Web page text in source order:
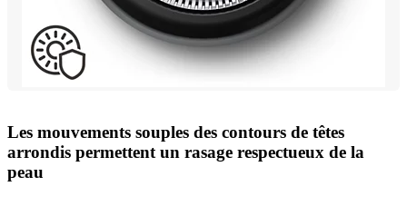
Les mouvements souples des contours de têtes
arrondis permettent un rasage respectueux de la
peau